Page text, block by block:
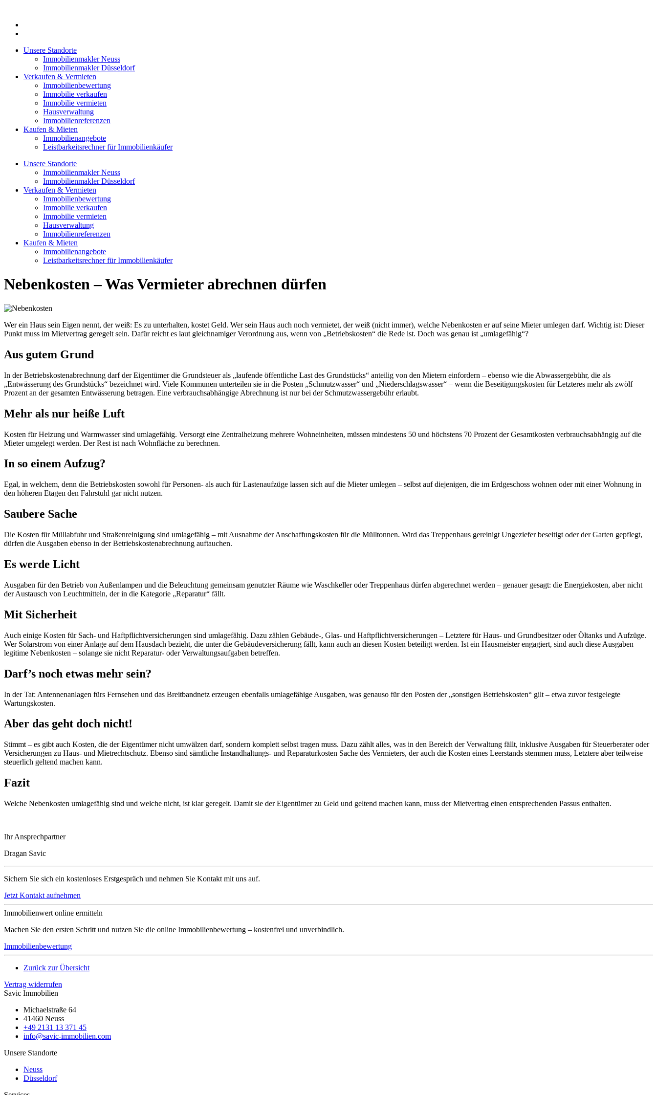
springen
Unsere Standorte
Immobilienmakler Neuss
Immobilienmakler Düsseldorf
Verkaufen & Vermieten
Immobilienbewertung
Immobilie verkaufen
Immobilie vermieten
Hausverwaltung
Immobilienreferenzen
Kaufen & Mieten
Immobilienangebote
Leistbarkeitsrechner für Immobilienkäufer
Unsere Standorte
Immobilienmakler Neuss
Immobilienmakler Düsseldorf
Verkaufen & Vermieten
Immobilienbewertung
Immobilie verkaufen
Immobilie vermieten
Hausverwaltung
Immobilienreferenzen
Kaufen & Mieten
Immobilienangebote
Leistbarkeitsrechner für Immobilienkäufer
Nebenkosten – Was Vermieter abrechnen dürfen
Wer ein Haus sein Eigen nennt, der weiß: Es zu unterhalten, kostet Geld. Wer sein Haus auch noch vermietet, der weiß (nicht immer), welche Nebenkosten er auf seine Mieter umlegen darf. Wichtig ist: Dieser
Punkt muss im Mietvertrag geregelt sein. Dafür reicht es laut gleichnamiger Verordnung aus, wenn von „Betriebskosten“ die Rede ist. Doch was genau ist „umlagefähig“?
Aus gutem Grund
In der Betriebskostenabrechnung darf der Eigentümer die Grundsteuer als „laufende öffentliche Last des Grundstücks“ anteilig von den Mietern einfordern – ebenso wie die Abwassergebühr, die als
„Entwässerung des Grundstücks“ bezeichnet wird. Viele Kommunen unterteilen sie in die Posten „Schmutzwasser“ und „Niederschlagswasser“ – wenn die Beseitigungskosten für Letzteres mehr als zwölf
Prozent an der gesamten Entwässerung betragen. Eine verbrauchsabhängige Abrechnung ist nur bei der Schmutzwassergebühr erlaubt.
Mehr als nur heiße Luft
Kosten für Heizung und Warmwasser sind umlagefähig. Versorgt eine Zentralheizung mehrere Wohneinheiten, müssen mindestens 50 und höchstens 70 Prozent der Gesamtkosten verbrauchsabhängig auf die
Mieter umgelegt werden. Der Rest ist nach Wohnfläche zu berechnen.
In so einem Aufzug?
Egal, in welchem, denn die Betriebskosten sowohl für Personen- als auch für Lastenaufzüge lassen sich auf die Mieter umlegen – selbst auf diejenigen, die im Erdgeschoss wohnen oder mit einer Wohnung in
den höheren Etagen den Fahrstuhl gar nicht nutzen.
Saubere Sache
Die Kosten für Müllabfuhr und Straßenreinigung sind umlagefähig – mit Ausnahme der Anschaffungskosten für die Mülltonnen. Wird das Treppenhaus gereinigt Ungeziefer beseitigt oder der Garten gepflegt,
dürfen die Ausgaben ebenso in der Betriebskostenabrechnung auftauchen.
Es werde Licht
Ausgaben für den Betrieb von Außenlampen und die Beleuchtung gemeinsam genutzter Räume wie Waschkeller oder Treppenhaus dürfen abgerechnet werden – genauer gesagt: die Energiekosten, aber nicht
der Austausch von Leuchtmitteln, der in die Kategorie „Reparatur“ fällt.
Mit Sicherheit
Auch einige Kosten für Sach- und Haftpflichtversicherungen sind umlagefähig. Dazu zählen Gebäude-, Glas- und Haftpflichtversicherungen – Letztere für Haus- und Grundbesitzer oder Öltanks und Aufzüge.
Wer Solarstrom von einer Anlage auf dem Hausdach bezieht, die unter die Gebäudeversicherung fällt, kann auch an diesen Kosten beteiligt werden. Ist ein Hausmeister engagiert, sind auch diese Ausgaben
legitime Nebenkosten – solange sie nicht Reparatur- oder Verwaltungsaufgaben betreffen.
Darf’s noch etwas mehr sein?
In der Tat: Antennenanlagen fürs Fernsehen und das Breitbandnetz erzeugen ebenfalls umlagefähige Ausgaben, was genauso für den Posten der „sonstigen Betriebskosten“ gilt – etwa zuvor festgelegte
Wartungskosten.
Aber das geht doch nicht!
Stimmt – es gibt auch Kosten, die der Eigentümer nicht umwälzen darf, sondern komplett selbst tragen muss. Dazu zählt alles, was in den Bereich der Verwaltung fällt, inklusive Ausgaben für Steuerberater oder
Versicherungen zu Haus- und Mietrechtschutz. Ebenso sind sämtliche Instandhaltungs- und Reparaturkosten Sache des Vermieters, der auch die Kosten eines Leerstands stemmen muss, Letztere aber teilweise
steuerlich geltend machen kann.
Fazit
Welche Nebenkosten umlagefähig sind und welche nicht, ist klar geregelt. Damit sie der Eigentümer zu Geld und geltend machen kann, muss der Mietvertrag einen entsprechenden Passus enthalten.
Ihr Ansprechpartner
Dragan Savic
Sichern Sie sich ein kostenloses Erstgespräch und nehmen Sie Kontakt mit uns auf.
Jetzt Kontakt aufnehmen
Immobilienwert online ermitteln
Machen Sie den ersten Schritt und nutzen Sie die online Immobilienbewertung – kostenfrei und unverbindlich.
Immobilienbewertung
Zurück zur Übersicht
Vertrag widerrufen
Savic Immobilien
Michaelstraße 64
41460 Neuss
+49 2131 13 371 45
info@savic-immobilien.com
Unsere Standorte
Neuss
Düsseldorf